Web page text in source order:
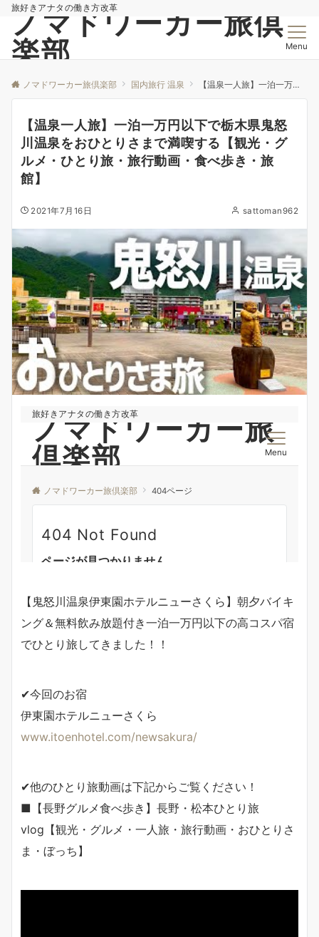
旅好きアナタの働き方改革
ノマドワーカー旅倶
楽部
Menu
ノマドワーカー旅倶楽部 国内旅行 温泉 【温泉一人旅】一泊一万円以下で栃木県鬼怒川温泉をおひとりさまで満喫する【観光・グルメ・ひとり旅・旅行動画・食べ歩き・旅館】
【温泉一人旅】一泊一万円以下で栃木県鬼怒
川温泉をおひとりさまで満喫する【観光・グ
ルメ・ひとり旅・旅行動画・食べ歩き・旅
館】
2021年7月16日 sattoman962
【鬼怒川温泉伊東園ホテルニューさくら】朝夕バイキ
ング＆無料飲み放題付き一泊一万円以下の高コスパ宿
でひとり旅してきました！！
✔今回のお宿
伊東園ホテルニューさくら
www.itoenhotel.com/newsakura/
✔他のひとり旅動画は下記からご覧ください！
■【長野グルメ食べ歩き】長野・松本ひとり旅
vlog【観光・グルメ・一人旅・旅行動画・おひとりさ
ま・ぼっち】